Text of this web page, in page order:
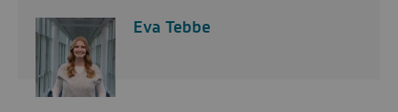
Eva Tebbe